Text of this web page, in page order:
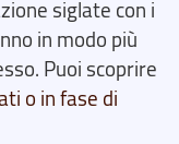
siglate con i
in modo più
Puoi scoprire
o in fase di